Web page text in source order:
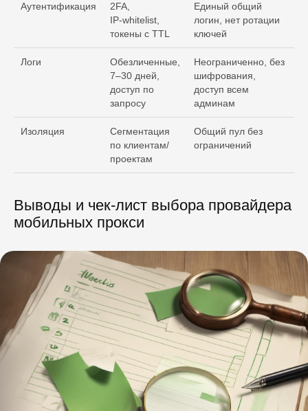
Аутентификация
2FA,
IP‑whitelist,
токены с TTL
Единый общий
логин, нет ротации
ключей
Логи
Обезличенные,
7–30 дней,
доступ по
запросу
Неограниченно, без
шифрования,
доступ всем
админам
Изоляция
Сегментация
по клиентам/
проектам
Общий пул без
ограничений
Выводы и чек‑лист выбора провайдера
мобильных прокси